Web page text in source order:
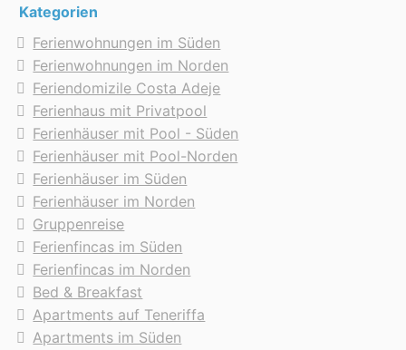
Einweisung übernommen und war sehr freundlich.
Die Unterkunft war schön und entsprach meiner
Erwartung
Die Unterkunft war gut und korrekt beschrieben
Ja, ich würde wieder über Teneriffa Ferienhaus
buchen
Carola aus Sprockhövel / Deutschland schreibt
am 05.12.2017
Fantastischer Ausblick auf die Meeresbrandung !
Fünf Sterne ! Zweckmäßige Ausstattung- alles
vorhanden was man zum relaxen braucht.
Besonderes Highlight ist das Frühstücken auf der
Terasse draußen !
Kategorien
Ferienwohnungen im Süden
Ferienwohnungen im Norden
Feriendomizile Costa Adeje
Ferienhaus mit Privatpool
Ferienhäuser mit Pool - Süden
Ferienhäuser mit Pool-Norden
Ferienhäuser im Süden
Ferienhäuser im Norden
Gruppenreise
Ferienfincas im Süden
Ferienfincas im Norden
Bed & Breakfast
Apartments auf Teneriffa
Apartments im Süden